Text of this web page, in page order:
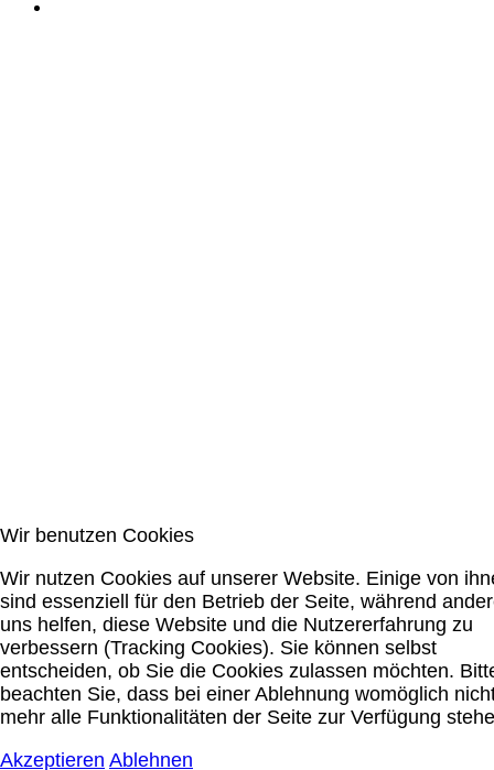
Wir benutzen Cookies
Wir nutzen Cookies auf unserer Website. Einige von
sind essenziell für den Betrieb der Seite, während
uns helfen, diese Website und die Nutzererfahrung zu
verbessern (Tracking Cookies). Sie können selbst
entscheiden, ob Sie die Cookies zulassen möchten.
beachten Sie, dass bei einer Ablehnung womöglich
mehr alle Funktionalitäten der Seite zur Verfügung
Akzeptieren Ablehnen